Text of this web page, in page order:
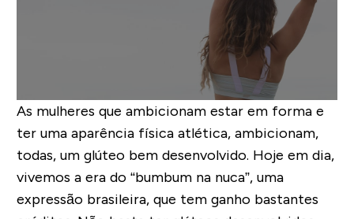
As mulheres que ambicionam estar em forma e
ter uma aparência física atlética, ambicionam,
todas, um glúteo bem desenvolvido. Hoje em dia,
vivemos a era do “bumbum na nuca”, uma
expressão brasileira, que tem ganho bastantes